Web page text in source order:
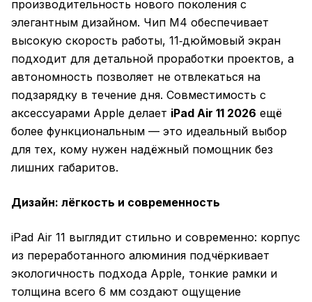
производительность нового поколения с
элегантным дизайном. Чип M4 обеспечивает
высокую скорость работы, 11‑дюймовый экран
подходит для детальной проработки проектов, а
автономность позволяет не отвлекаться на
подзарядку в течение дня. Совместимость с
аксессуарами Apple делает iPad Air 11 2026 ещё
более функциональным — это идеальный выбор
для тех, кому нужен надёжный помощник без
лишних габаритов.
Дизайн: лёгкость и современность
iPad Air 11 выглядит стильно и современно: корпус
из переработанного алюминия подчёркивает
экологичность подхода Apple, тонкие рамки и
толщина всего 6 мм создают ощущение